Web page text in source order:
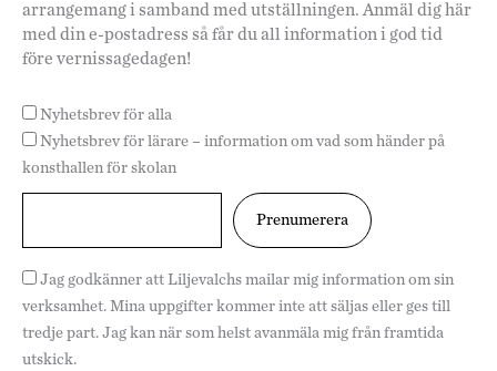
arrangemang i samband med utställningen. Anmäl dig här
med din e-postadress så får du all information i god tid
före vernissagedagen!
Nyhetsbrev för alla
Nyhetsbrev för lärare – information om vad som händer på
konsthallen för skolan
Jag godkänner att Liljevalchs mailar mig information om sin
verksamhet. Mina uppgifter kommer inte att säljas eller ges till
tredje part. Jag kan när som helst avanmäla mig från framtida
utskick.